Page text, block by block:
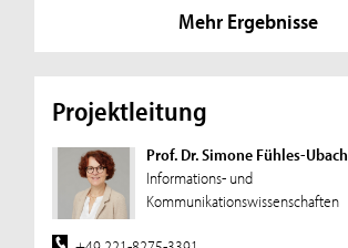
Mehr Ergebnisse
Projektleitung
Prof. Dr. Simone Fühles-Ubach
Informations- und
Kommunikationswissenschaften